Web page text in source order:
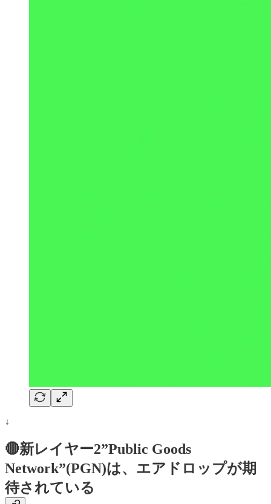
↓
🔴新レイヤー2”Public Goods
Network”(PGN)は、エアドロップが期
待されている